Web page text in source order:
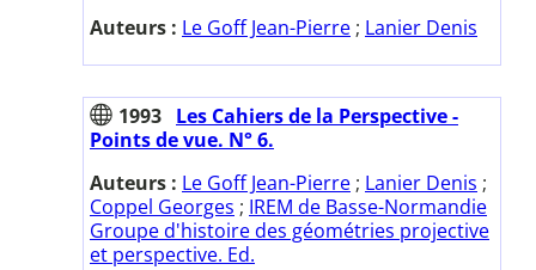
Auteurs : Le Goff Jean-Pierre ; Lanier Denis
1993 Les Cahiers de la Perspective -
Points de vue. N° 6.
Auteurs : Le Goff Jean-Pierre ; Lanier Denis ;
Coppel Georges ; IREM de Basse-Normandie
Groupe d'histoire des géométries projective
et perspective. Ed.